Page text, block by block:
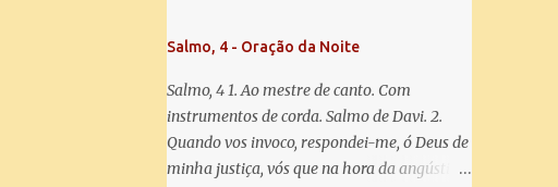
Sacramentado, não permitais que eu viva
coração ao Vosso e o Vosso ao meu, e, nem
sem Vós morra eu! Nas contas pequenas:
Sacramento de Amor! Misericórdia Senhor!
Glória ao Pai: Cristo pão da vida e remédio
Salmo, 4 - Oração da Noite
Salmo, 4 1. Ao mestre de canto. Com
instrumentos de corda. Salmo de Davi. 2.
Quando vos invoco, respondei-me, ó Deus de
minha justiça, vós que na hora da angústia